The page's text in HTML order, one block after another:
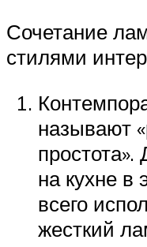
Сочетание
стилями
называют
на кухне в
всего
жесткий